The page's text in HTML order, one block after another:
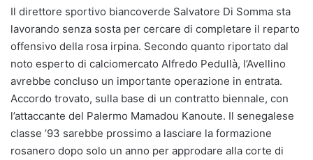
Il direttore sportivo biancoverde Salvatore Di Somma sta
lavorando senza sosta per cercare di completare il reparto
offensivo della rosa irpina. Secondo quanto riportato dal
noto esperto di calciomercato Alfredo Pedullà, l’Avellino
avrebbe concluso un importante operazione in entrata.
Accordo trovato, sulla base di un contratto biennale, con
l’attaccante del Palermo Mamadou Kanoute. Il senegalese
classe ’93 sarebbe prossimo a lasciare la formazione
rosanero dopo solo un anno per approdare alla corte di